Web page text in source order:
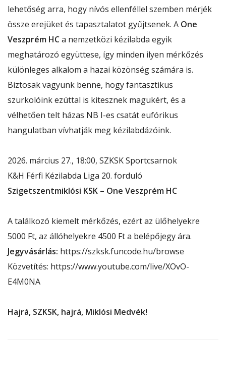
lehetőség arra, hogy nívós ellenféllel szemben mérjék
össze erejüket és tapasztalatot gyűjtsenek. A One
Veszprém HCa nemzetközi kézilabda egyik
meghatározó együttese, így minden ilyen mérkőzés
különleges alkalom a hazai közönség számára is.
Biztosak vagyunk benne, hogy fantasztikus
szurkolóink ezúttal is kitesznek magukért, és a
vélhetően telt házas NB I-es csatát eufórikus
hangulatban vívhatják meg kézilabdázóink.
2026. március 27., 18:00, SZKSK Sportcsarnok
K&H Férfi Kézilabda Liga 20. forduló
Szigetszentmiklósi KSK – One Veszprém HC
A találkozó kiemelt mérkőzés, ezért az ülőhelyekre
5000 Ft, az állóhelyekre 4500 Ft a belépőjegy ára.
Jegyvásárlás: https://szksk.funcode.hu/browse
Közvetítés: https://www.youtube.com/live/XOvO-
E4M0NA
Hajrá, SZKSK, hajrá, Miklósi Medvék!